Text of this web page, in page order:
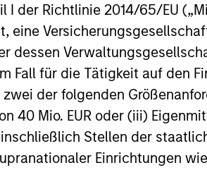
der Richtlinie 2014/65/EU
dessen
Fall für die Tätigkeit auf den
der folgenden
40 Mio. EUR oder (iii)
Stellen der
Einrichtungen
vom